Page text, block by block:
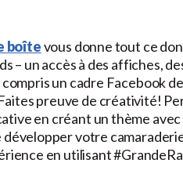
boîtevous donne tout ce
– un accès à des affiches,
un cadre Facebook
preuve de créativité!
en créant un thème
développer votre
en utilisant